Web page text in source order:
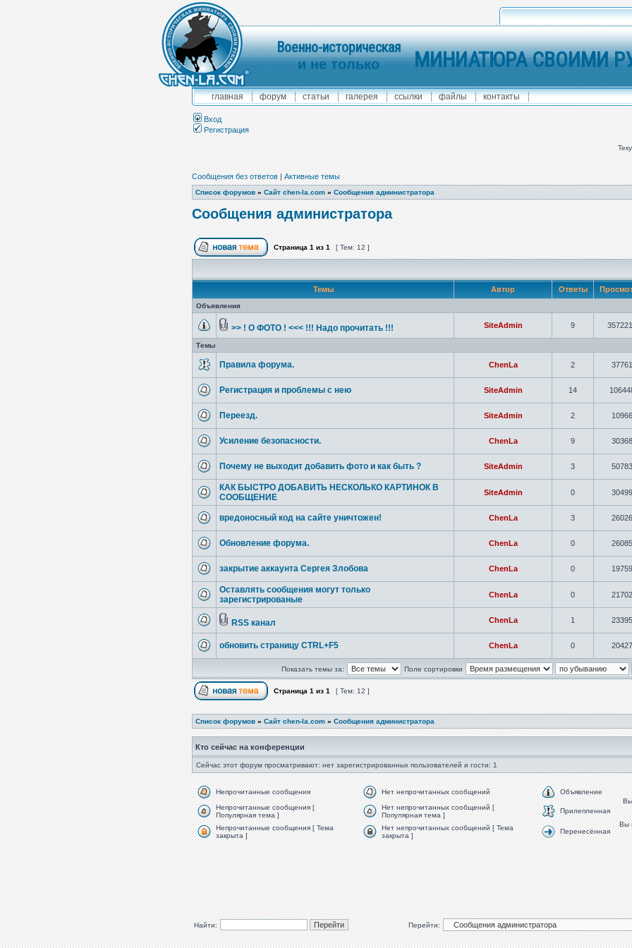
Военно-историческая
и не только МИНИАТЮРА СВОИМИ
главная форум статьи галерея ссылки файлы контакты
Вход
Регистрация
Сообщения без ответов|Активные темы
Список форумов » Сайт chen-la.com » Сообщения администратора
Сообщения администратора
Страница1из1 [ Тем: 12 ]
Темы Автор Ответы
Объявления
>> ! О ФОТО ! <<< !!! Надо прочитать !!! SiteAdmin 9
Темы
Правила форума. ChenLa 2 37761
Регистрация и проблемы с нею SiteAdmin 14
Переезд. SiteAdmin 2 10966
Усиление безопасности. ChenLa 9 30368
Почему не выходит добавить фото и как быть ? SiteAdmin 3 50783
КАК БЫСТРО ДОБАВИТЬ НЕСКОЛЬКО КАРТИНОК В
СООБЩЕНИЕ
SiteAdmin 0 30499
вредоносный код на сайте уничтожен! ChenLa 3 26026
Обновление форума. ChenLa 0 26085
закрытие аккаунта Сергея Злобова ChenLa 0 19759
Оставлять сообщения могут только
зарегистрированые
ChenLa 0 21702
RSS канал ChenLa 1 23395
обновить страницу CTRL+F5 ChenLa 0 20427
Показать темы за: Поле сортировки
Страница1из1 [ Тем: 12 ]
Список форумов » Сайт chen-la.com » Сообщения администратора
Кто сейчас на конференции
Сейчас этот форум просматривают: нет зарегистрированных пользователей и гости: 1
Непрочитанные сообщения Нет непрочитанных сообщений
Объявление
Непрочитанные сообщения [
Популярная тема ]
Нет непрочитанных сообщений [
Популярная тема ]
Прилепленная
Непрочитанные сообщения [ Тема
закрыта ]
Нет непрочитанных сообщений [ Тема
закрыта ]
Перенесённая
Вы
Найти: Перейти: